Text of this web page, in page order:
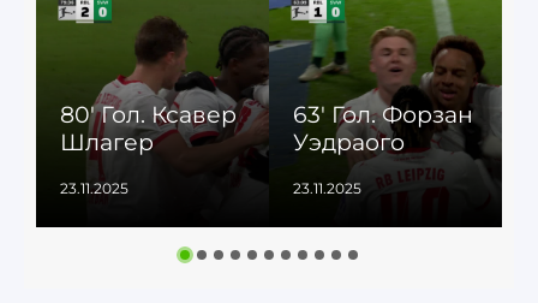
80' Гол. Ксавер
Шлагер
23.11.2025
63' Гол. Форзан
Уэдраого
23.11.2025